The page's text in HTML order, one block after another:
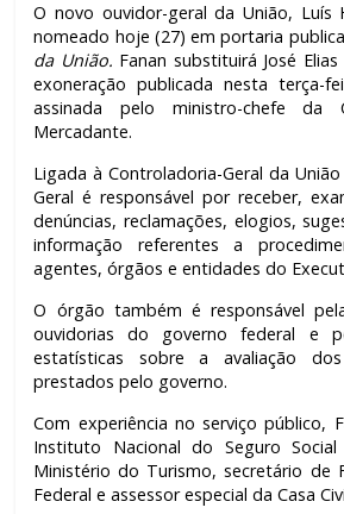
O novo ouvidor-geral da União, Luís
nomeado hoje (27) em portaria
da União. Fanan substituirá José
exoneração publicada nesta terça-
assinada pelo ministro-chefe da
Mercadante.
Ligada à Controladoria-Geral da
Geral é responsável por receber,
denúncias, reclamações, elogios,
informação referentes a
agentes, órgãos e entidades do
O órgão também é responsável
ouvidorias do governo federal e
estatísticas sobre a avaliação
prestados pelo governo.
Com experiência no serviço público,
Instituto Nacional do Seguro
Ministério do Turismo, secretário de
Federal e assessor especial da Casa